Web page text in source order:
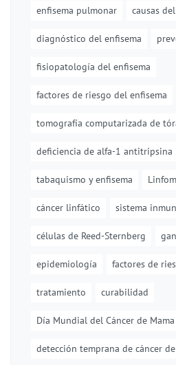
enfisema pulmonar causas
diagnóstico del enfisema
fisiopatología del enfisema
factores de riesgo del enfisema
tomografía computarizada de
deficiencia de alfa-1 antitripsina
tabaquismo y enfisema
cáncer linfático sistema
células de Reed-Sternberg
epidemiología factores de
tratamiento curabilidad
Día Mundial del Cáncer de Mama
detección temprana de cáncer